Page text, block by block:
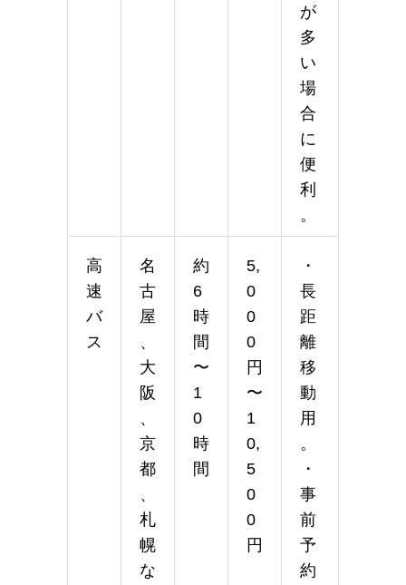
が
多
い
場
合
に
便
利
。
高
速
バ
ス
名
古
屋
、
大
阪
、
京
都
、
札
幌
な
約
6
時
間
〜
1
0
時
間
5,
0
0
0
円
〜
1
0,
5
0
0
円
・
長
距
離
移
動
用
。
・
事
前
予
約